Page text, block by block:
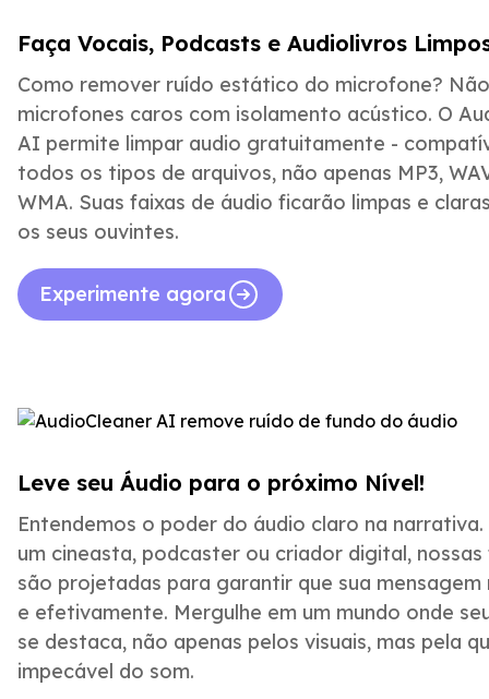
Faça Vocais, Podcasts e Audiolivros
Como remover ruído estático do microfone?
microfones caros com isolamento acústico. O
AI permite limpar audio gratuitamente -
todos os tipos de arquivos, não apenas MP3,
WMA. Suas faixas de áudio ficarão limpas e
os seus ouvintes.
Experimente agora
Leve seu Áudio para o próximo Nível!
Entendemos o poder do áudio claro na
um cineasta, podcaster ou criador digital,
são projetadas para garantir que sua mensagem
e efetivamente. Mergulhe em um mundo onde
se destaca, não apenas pelos visuais, mas pela
impecável do som.